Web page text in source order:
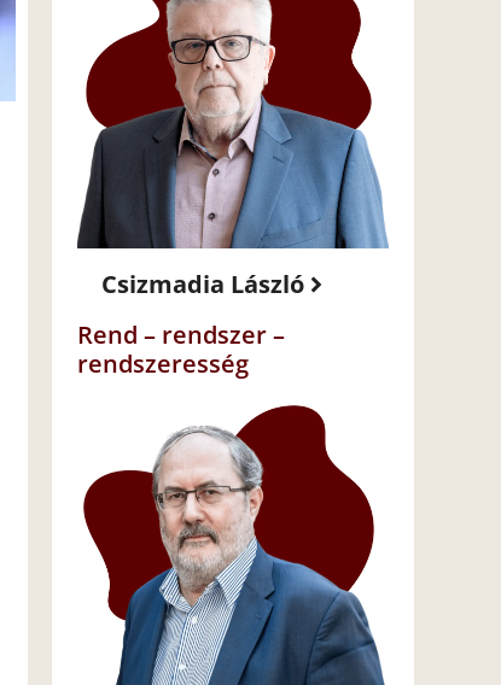
Csizmadia László
Rend – rendszer –
rendszeresség